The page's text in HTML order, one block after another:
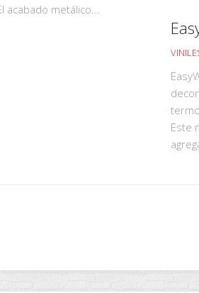
acabado metálico...
Este